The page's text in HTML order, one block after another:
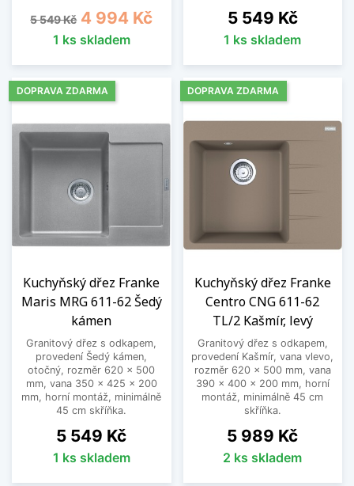
Běžná cena
5 549 Kč Cena
4 994 Kč
1 ks skladem
Cena
5 549 Kč
1 ks skladem
Kuchyňský dřez Franke
Maris MRG 611-62 Šedý
kámen
Granitový dřez s odkapem,
provedení Šedý kámen,
otočný, rozměr 620 x 500
mm, vana 350 x 425 x 200
mm, horní montáž, minimálně
45 cm skříňka.
Cena
5 549 Kč
1 ks skladem
DOPRAVA ZDARMA
Kuchyňský dřez Franke
Centro CNG 611-62
TL/2 Kašmír, levý
Granitový dřez s odkapem,
provedení Kašmír, vana vlevo,
rozměr 620 x 500 mm, vana
390 x 400 x 200 mm, horní
montáž, minimálně 45 cm
skříňka.
Cena
5 989 Kč
2 ks skladem
DOPRAVA ZDARMA